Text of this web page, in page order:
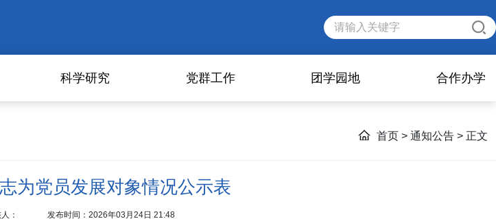
科学研究 党群工作 团学园地 合作办学
首页 > 通知公告 > 正文
为党员发展对象情况公示表
： 发布时间：2026年03月24日 21:48